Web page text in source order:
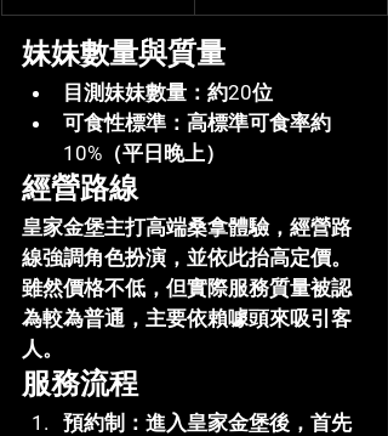
妹妹數量與質量
目測妹妹數量 ：約20位
可食性標準 ：高標準可食率約
10%（平日晚上）
經營路線
皇家金堡主打高端桑拿體驗，經營路
線強調角色扮演，並依此抬高定價。
雖然價格不低，但實際服務質量被認
為較為普通，主要依賴噱頭來吸引客
人。
服務流程
預約制 ：進入皇家金堡後，首先